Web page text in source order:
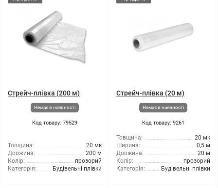
Стрейч-плівка (200 м)
Немає в наявності
Код товару: 79529
Товщина:
20 мк
Довжина:
200 м
Колір:
прозорий
Категорія:
Будівельні плівки
Стрейч-плівка (20 м)
Немає в наявності
Код товару: 9261
Товщина:
20 мк
Ширина:
0,5 м
Довжина:
20 м
Колір:
прозорий
Категорія:
Будівельні плівки